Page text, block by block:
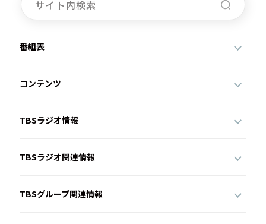
番組表
コンテンツ
TBSラジオ情報
TBSラジオ関連情報
TBSグループ関連情報